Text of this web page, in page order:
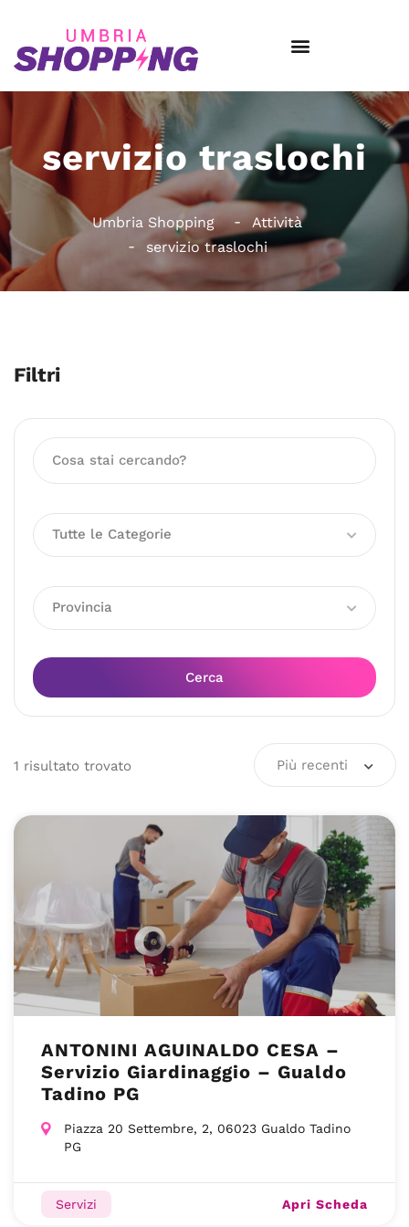
servizio traslochi
Umbria Shopping
Attività
servizio traslochi
Filtri
Tutte le Categorie
Provincia
Cerca
1 risultato trovato Più recenti
ANTONINI AGUINALDO CESA –
Servizio Giardinaggio – Gualdo
Tadino PG
Piazza 20 Settembre, 2, 06023 Gualdo Tadino
PG
Servizi Apri Scheda